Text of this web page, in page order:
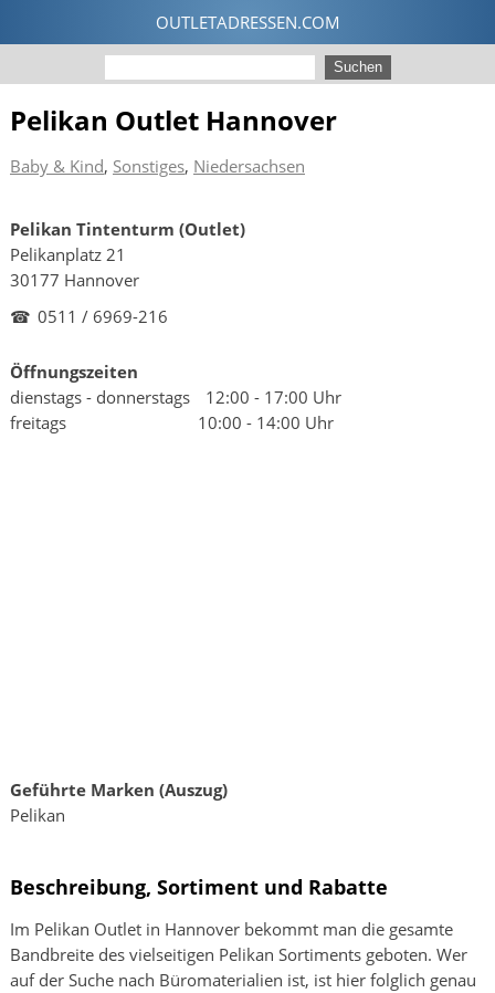
Pelikan Outlet Hannover
Baby & Kind, Sonstiges, Niedersachsen
Pelikan Tintenturm (Outlet)
Pelikanplatz 21
30177 Hannover
☎ 0511 / 6969-216
Öffnungszeiten
dienstags - donnerstags
12:00 - 17:00 Uhr
freitags
10:00 - 14:00 Uhr
Geführte Marken (Auszug)
Pelikan
Beschreibung, Sortiment und Rabatte
Im Pelikan Outlet in Hannover bekommt man die gesamte
Bandbreite des vielseitigen Pelikan Sortiments geboten. Wer
auf der Suche nach Büromaterialien ist, ist hier folglich genau